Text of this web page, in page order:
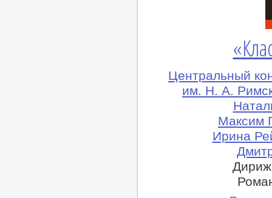
Центральный
им. Н. А.
Максим
Ирина